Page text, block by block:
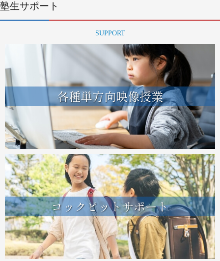
塾生サポート
SUPPORT
各種単方向映像授業
コックピットサポート